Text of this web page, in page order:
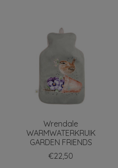
Wrendale
WARMWATERKRUIK
GARDEN FRIENDS
€22,50